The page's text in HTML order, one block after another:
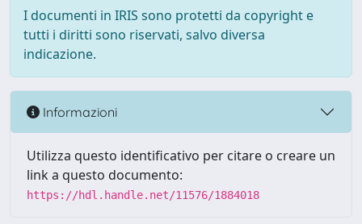
I documenti in IRIS sono protetti da copyright e
tutti i diritti sono riservati, salvo diversa
indicazione.
Informazioni
Utilizza questo identificativo per citare o creare un
link a questo documento:
https://hdl.handle.net/11576/1884018